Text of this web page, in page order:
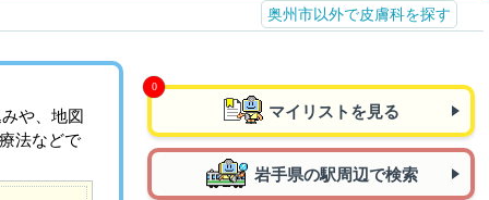
奥州市以外で皮膚科を探す
や、地図
法などで
マイリストを見る
岩手県の駅周辺で検索